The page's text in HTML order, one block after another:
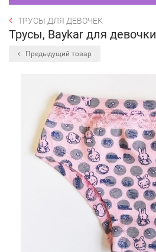
ТРУСЫ ДЛЯ ДЕВОЧЕК
Трусы, Baykar для девочки
Предыдущий товар